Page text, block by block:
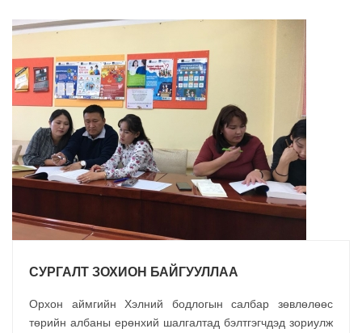
СУРГАЛТ ЗОХИОН БАЙГУУЛЛАА
Орхон аймгийн Хэлний бодлогын салбар зөвлөлөөс
төрийн албаны ерөнхий шалгалтад бэлтгэгчдэд зориулж